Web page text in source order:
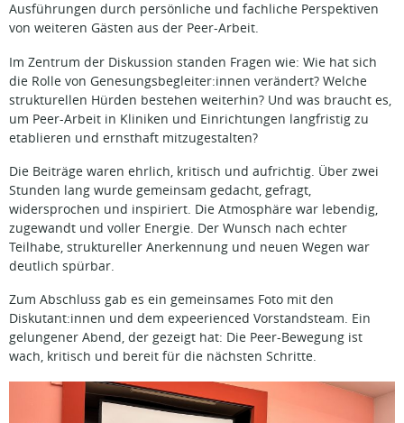
Ausführungen durch persönliche und fachliche Perspektiven
von weiteren Gästen aus der Peer-Arbeit.
Im Zentrum der Diskussion standen Fragen wie: Wie hat sich
die Rolle von Genesungsbegleiter:innen verändert? Welche
strukturellen Hürden bestehen weiterhin? Und was braucht es,
um Peer-Arbeit in Kliniken und Einrichtungen langfristig zu
etablieren und ernsthaft mitzugestalten?
Die Beiträge waren ehrlich, kritisch und aufrichtig. Über zwei
Stunden lang wurde gemeinsam gedacht, gefragt,
widersprochen und inspiriert. Die Atmosphäre war lebendig,
zugewandt und voller Energie. Der Wunsch nach echter
Teilhabe, struktureller Anerkennung und neuen Wegen war
deutlich spürbar.
Zum Abschluss gab es ein gemeinsames Foto mit den
Diskutant:innen und dem expeerienced Vorstandsteam. Ein
gelungener Abend, der gezeigt hat: Die Peer-Bewegung ist
wach, kritisch und bereit für die nächsten Schritte.